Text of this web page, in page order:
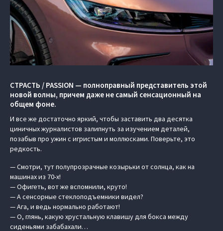
СТРАСТЬ / PASSION — полноправный представитель этой
новой волны, причем даже не самый сенсационный на
общем фоне.
И все же достаточно яркий, чтобы заставить два десятка
циничных журналистов залипнуть за изучением деталей,
позабыв про ужин с игристым и моллюсками. Поверьте, это
редкость.
— Смотри, тут полупрозрачные козырьки от солнца, как на
машинах из 70-х!
— Офигеть, вот же вспомнили, круто!
— А сенсорные стеклоподъемники видел?
— Ага, и ведь нормально работают!
— О, глянь, какую хрустальную клавишу для бокса между
сиденьями забабахали…